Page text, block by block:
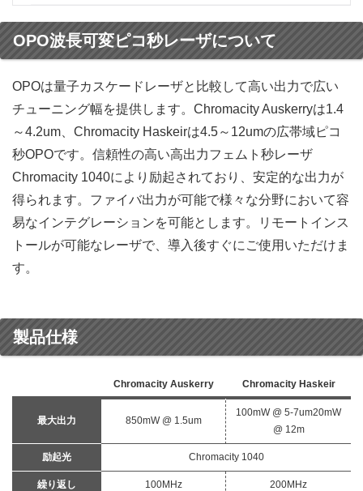
OPO波長可変ピコ秒レーザについて
OPOは量子カスケードレーザと比較して高い出力で広い
チューニング幅を提供します。Chromacity Auskerryは1.4
～4.2um、Chromacity Haskeirは4.5～12umの広帯域ピコ
秒OPOです。信頼性の高い高出力フェムト秒レーザ
Chromacity 1040により励起されており、安定的な出力が
得られます。ファイバ出力が可能で様々な分野において容
易なインテグレーションを可能とします。リモートインス
トールが可能なレーザで、導入後すぐにご使用いただけま
す。
製品仕様
Chromacity Auskerry Chromacity Haskeir
最大出力 850mW @ 1.5um
100mW @ 5-7um20mW
@ 12m
励起光 Chromacity 1040
繰り返し 100MHz 200MHz